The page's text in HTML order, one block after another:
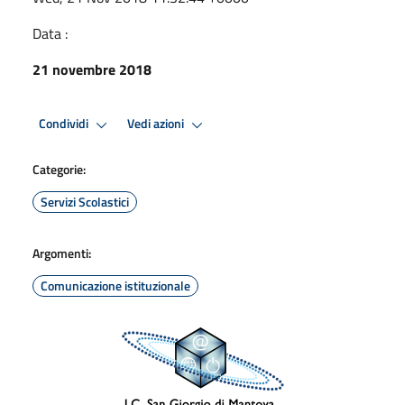
Data :
21 novembre 2018
Condividi Vedi azioni
Categorie:
Servizi Scolastici
Argomenti:
Comunicazione istituzionale